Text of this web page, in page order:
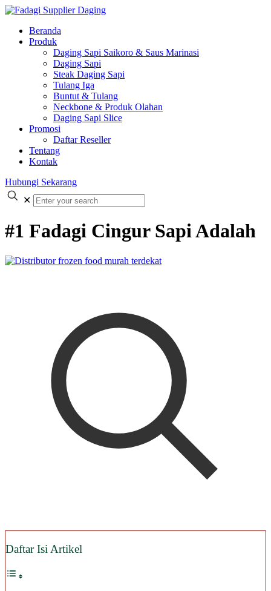
Beranda
Produk
Daging Sapi Saikoro & Saus Marinasi
Daging Sapi
Steak Daging Sapi
Tulang Iga
Buntut & Tulang
Neckbone & Produk Olahan
Daging Sapi Slice
Promosi
Daftar Reseller
Tentang
Kontak
Hubungi Sekarang
✕
#1 Fadagi Cingur Sapi Adalah
Daftar Isi Artikel